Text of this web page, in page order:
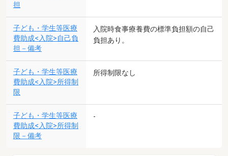
担
子ども・学生等医療
費助成<入院>自己負
担－備考
入院時食事療養費の標準負担額の自己
負担あり。
子ども・学生等医療
費助成<入院>所得制
限
所得制限なし
子ども・学生等医療
費助成<入院>所得制
限－備考
-